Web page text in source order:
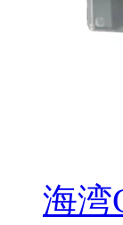
海湾